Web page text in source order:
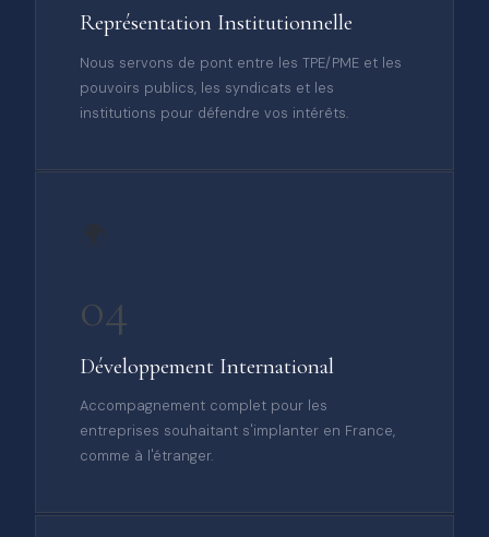
Représentation Institutionnelle
Nous servons de pont entre les TPE/PME et les
pouvoirs publics, les syndicats et les
institutions pour défendre vos intérêts.
04
Développement International
Accompagnement complet pour les
entreprises souhaitant s'implanter en France,
comme à l'étranger.